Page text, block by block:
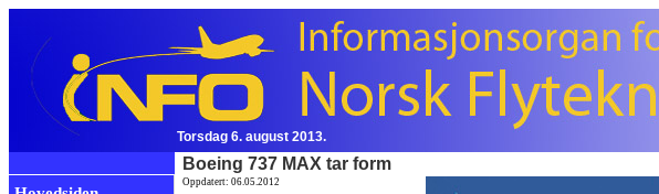
Torsdag 6. august 2013.
Boeing 737 MAX tar form
Oppdatert: 06.05.2012